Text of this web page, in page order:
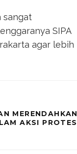
sangat
SIPA
agar lebih
MERENDAHKAN
AKSI PROTES